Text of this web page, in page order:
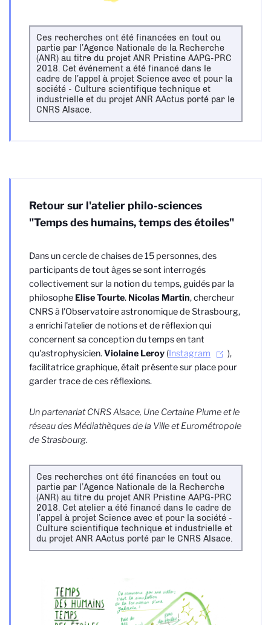
Ces recherches ont été financées en tout ou
partie par l’Agence Nationale de la Recherche
(ANR) au titre du projet ANR Pristine AAPG-PRC
2018. Cet événement a été financé dans le
cadre de l’appel à projet Science avec et pour la
société - Culture scientifique technique et
industrielle et du projet ANR AActus porté par le
CNRS Alsace.
Retour sur l'atelier philo-sciences
"Temps des humains, temps des étoiles"
Dans un cercle de chaises de 15 personnes, des
participants de tout âges se sont interrogés
collectivement sur la notion du temps, guidés par la
philosophe Elise Tourte. Nicolas Martin, chercheur
CNRS à l'Observatoire astronomique de Strasbourg,
a enrichi l'atelier de notions et de réflexion qui
concernent sa conception du temps en tant
qu'astrophysicien.Violaine Leroy (Instagram
),
facilitatrice graphique, était présente sur place pour
garder trace de ces réflexions.
Un partenariat CNRS Alsace, Une Certaine Plume et le
réseau des Médiathèques de la Ville et Eurométropole
de Strasbourg.
Ces recherches ont été financées en tout ou
partie par l’Agence Nationale de la Recherche
(ANR) au titre du projet ANR Pristine AAPG-PRC
2018. Cet atelier a été financé dans le cadre de
l’appel à projet Science avec et pour la société -
Culture scientifique technique et industrielle et
du projet ANR AActus porté par le CNRS Alsace.